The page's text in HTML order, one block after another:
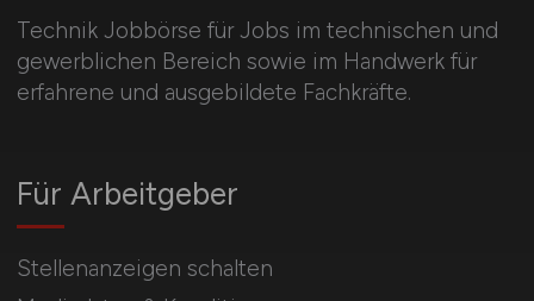
Technik Jobbörse für Jobs im technischen und
gewerblichen Bereich sowie im Handwerk für
erfahrene und ausgebildete Fachkräfte.
Für Arbeitgeber
Stellenanzeigen schalten